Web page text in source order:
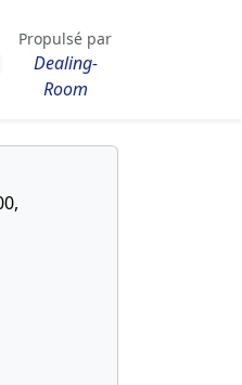
Propulsé par
Dealing-
Room